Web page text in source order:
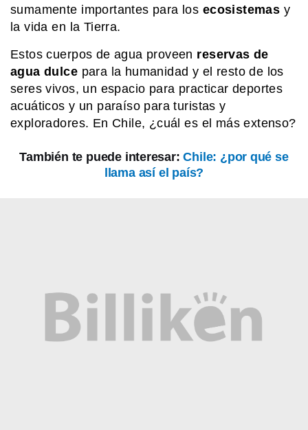
sumamente importantes para los ecosistemas y
la vida en la Tierra.
Estos cuerpos de agua proveen reservas de
agua dulce para la humanidad y el resto de los
seres vivos, un espacio para practicar deportes
acuáticos y un paraíso para turistas y
exploradores. En Chile, ¿cuál es el más extenso?
También te puede interesar:Chile: ¿por qué se
llama así el país?
argentina
Luis Agote: el médico argentino que
cambió la historia de la transfusión
sanguínea
EL MUNDO
La imponente cumbre tropical que se
mar sobre el Pacífico
diminuto que sorprende con sus